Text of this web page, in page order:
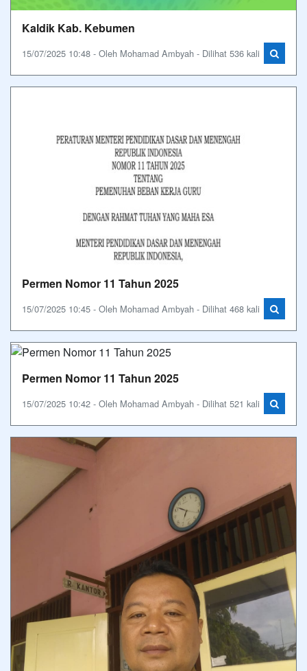
Kaldik Kab. Kebumen
15/07/2025 10:48 - Oleh Mohamad Ambyah - Dilihat 536 kali
Permen Nomor 11 Tahun 2025
15/07/2025 10:45 - Oleh Mohamad Ambyah - Dilihat 468 kali
Permen Nomor 11 Tahun 2025
15/07/2025 10:42 - Oleh Mohamad Ambyah - Dilihat 521 kali